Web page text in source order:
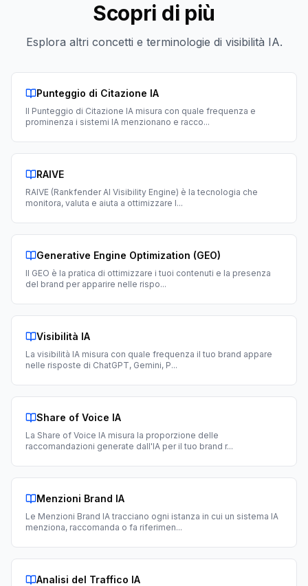
Scopri di più
Esplora altri concetti e terminologie di visibilità IA.
Punteggio di Citazione IA
Il Punteggio di Citazione IA misura con quale frequenza e
prominenza i sistemi IA menzionano e racco...
RAIVE
RAIVE (Rankfender AI Visibility Engine) è la tecnologia che
monitora, valuta e aiuta a ottimizzare l...
Generative Engine Optimization (GEO)
Il GEO è la pratica di ottimizzare i tuoi contenuti e la presenza
del brand per apparire nelle rispo...
Visibilità IA
La visibilità IA misura con quale frequenza il tuo brand appare
nelle risposte di ChatGPT, Gemini, P...
Share of Voice IA
La Share of Voice IA misura la proporzione delle
raccomandazioni generate dall'IA per il tuo brand r...
Menzioni Brand IA
Le Menzioni Brand IA tracciano ogni istanza in cui un sistema IA
menziona, raccomanda o fa riferimen...
Analisi del Traffico IA